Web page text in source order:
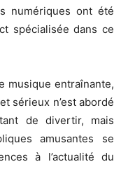
numériques ont été
spécialisée dans ce
musique entraînante,
sérieux n’est abordé
de divertir, mais
amusantes se
à l’actualité du